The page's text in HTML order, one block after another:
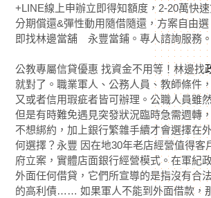
+LINE線上申辦立即得知額度，2-20萬快
分期償還&彈性動用隨借隨還，方案自由
即找林邊當舖 永豐當鋪。專人諮詢服務。
公教專屬信貸優惠 找資金不用等！林邊找
就對了。職業軍人、公務人員、教師條件
又或者信用瑕疵者皆可辦理。公職人員雖
但是有時難免遇見突發狀況臨時急需週轉
不想綁約，加上銀行繁雜手續才會選擇在
何選擇？永豐 因在地30年老店經營值得客
府立案，實體店面銀行經營模式。在軍紀
外面任何借貸，它們所宣導的是指沒有合
的高利債…… 如果軍人不能到外面借款，